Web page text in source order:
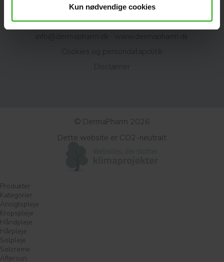
Kun nødvendige cookies
DK-8990 Fårup
CVR: 89 45 31 19 · Tlf.:+ 45 86 47 77 44· E-mail:
Cookies og persondatapolitik​
Disclaimer
© DermaPharm 2026
Dette website er CO2-neutralt
Produkter
Kategorier
Ansigtspleje
Kropspleje
Håndpleje
Hårpleje
Solpleje
Solcreme
Aftersun